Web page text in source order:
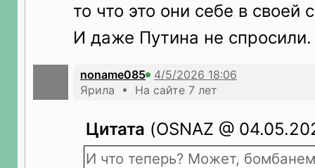
то что это они себе в своей
И даже Путина не спросили.
noname085
Ярила • На сайте 7 лет
Цитата (OSNAZ @
И что теперь? Может,